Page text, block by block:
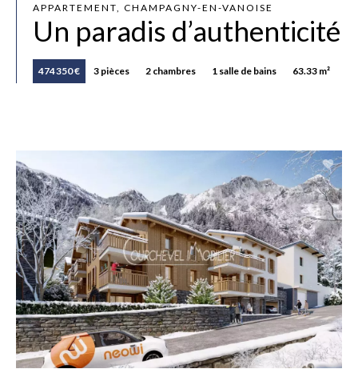
APPARTEMENT, CHAMPAGNY-EN-VANOISE
Un paradis d’authenticité
474 350 € 3 pièces 2 chambres 1 salle de bains 63.33 m²